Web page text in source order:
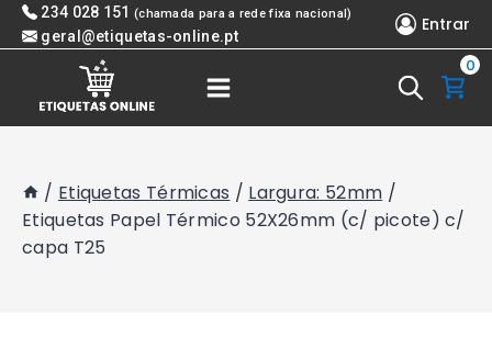
Skip 234 028 151 (chamada para a rede fixa nacional)
geral@etiquetas-online.pt
Entrar
0
/ Etiquetas Térmicas / Largura: 52mm /
Etiquetas Papel Térmico 52X26mm (c/ picote) c/
capa T25